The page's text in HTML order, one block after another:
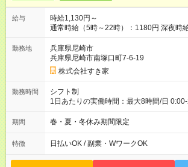
給与
時給1,130円～
通常時給（5時～22時）：1180円 深夜時
1475円 高校生時給：1130円 【特別手当】早朝手当（5：00-9：
00）時給+150円 【試用期間】試用期間あり 試用期間の長さ：1
ヶ月 雇用形態、給与は本採用時と同じで
30日（※条件変更なし）ですが、切り上げ
ただきます。 研修制度あり：15時間(研修
勤務地
兵庫県尼崎市
兵庫県尼崎市南塚口町7-6-19
株式会社すき家
勤務時間
シフト制
1日あたりの実働時間：最大8時間/日
2h～OK ＜シフト例＞ 〇朝帯 5:00-9:00
後帯 14:00-18:00 〇夜帯 18:00-22:00 〇深
ます♪
期間 春・夏・冬休み期間限定
特徴 日払いOK / 副業・WワークOK